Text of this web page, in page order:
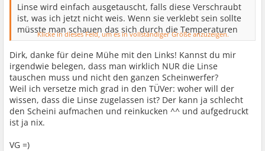
Linse wird einfach ausgetauscht, falls diese Verschraubt
ist, was ich jetzt nicht weis. Wenn sie verklebt sein sollte
müsste man schauen das sich durch die Temperaturen
der Kleber nicht löst.
Klicke in dieses Feld, um es in vollständiger Größe anzuzeigen.
Dirk, danke für deine Mühe mit den Links! Kannst du mir
irgendwie belegen, dass man wirklich NUR die Linse
tauschen muss und nicht den ganzen Scheinwerfer?
Weil ich versetze mich grad in den TÜVer: woher will der
wissen, dass die Linse zugelassen ist? Der kann ja schlecht
den Scheini aufmachen und reinkucken ^^ und aufgedruckt
ist ja nix.
VG =)